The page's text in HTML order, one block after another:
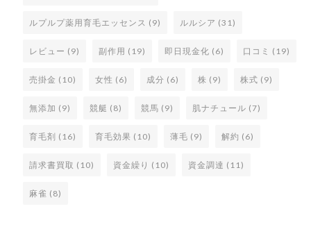
ルプルプ薬用育毛エッセンス (9) ルルシア (31)
レビュー (9) 副作用 (19) 即日現金化 (6) 口コミ (19)
売掛金 (10) 女性 (6) 成分 (6) 株 (9) 株式 (9)
無添加 (9) 競艇 (8) 競馬 (9) 肌ナチュール (7)
育毛剤 (16) 育毛効果 (10) 薄毛 (9) 解約 (6)
請求書買取 (10) 資金繰り (10) 資金調達 (11)
麻雀 (8)